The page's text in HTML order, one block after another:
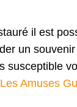
il est
un
susceptible
Les Amuses